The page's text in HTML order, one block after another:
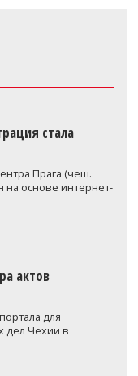
стала
Прага (чеш.
на основе интернет-
актов
для
дел Чехии в